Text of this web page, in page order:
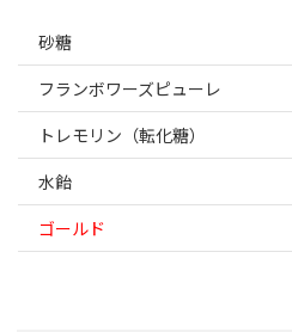
砂糖
フランボワーズピューレ
トレモリン（転化糖）
水飴
ゴールド